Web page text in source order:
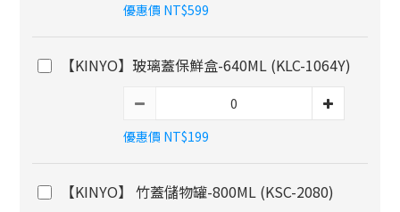
優惠價 NT$599
【KINYO】玻璃蓋保鮮盒-640ML (KLC-1064Y)
優惠價 NT$199
【KINYO】 竹蓋儲物罐-800ML (KSC-2080)